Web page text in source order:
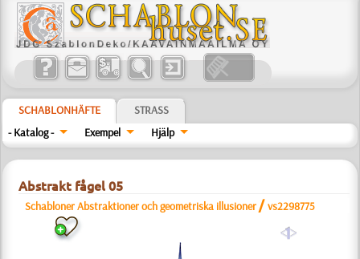
SCHABLONHÄFTE
STRASS
- Katalog -
Exempel Hjälp
Abstrakt fågel 05
Schabloner Abstraktioner och geometriska illusioner /vs2298775
a